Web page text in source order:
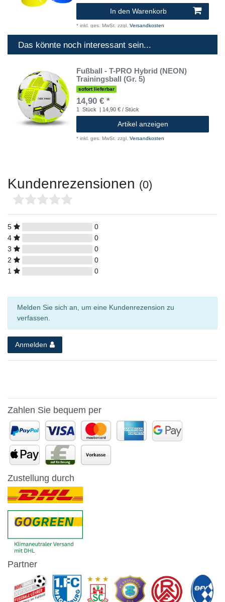
In den Warenkorb
* inkl. ges. MwSt. zzgl. Versandkosten
Das könnte noch interessant sein...
Fußball - T-PRO Hybrid (NEON)
Trainingsball (Gr. 5)
sofort lieferbar
14,90 € *
1 Stück | 14,90 € / Stück
Artikel anzeigen
* inkl. ges. MwSt. zzgl. Versandkosten
Kundenrezensionen (0)
5
0
4
0
3
0
2
0
1
0
Melden Sie sich an, um eine Kundenrezension zu
verfassen.
Anmelden
Zahlen Sie bequem per
Zustellung durch
Partner